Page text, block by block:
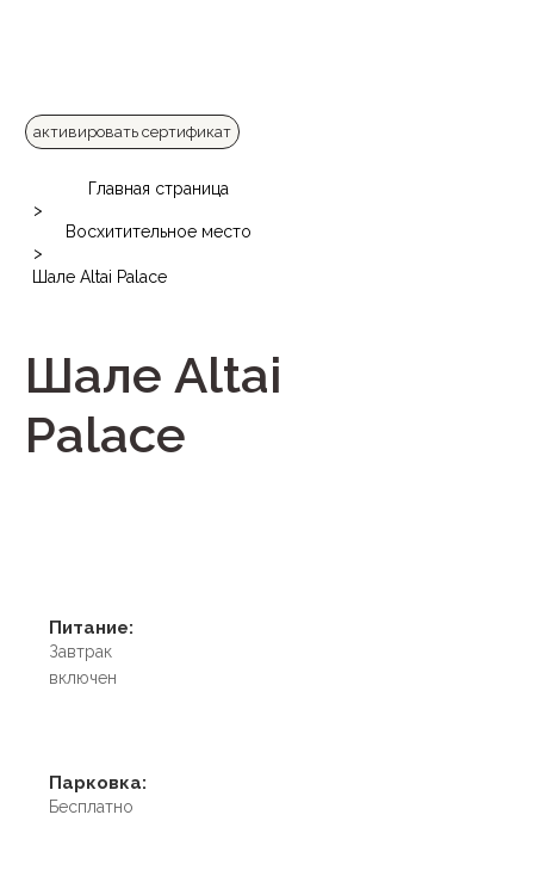
активировать сертификат
Главная страница
>
Восхитительное место
>
Шале Altai Palace
Шале Altai
Palace
Питание:
Завтрак
включен
Парковка:
Бесплатно